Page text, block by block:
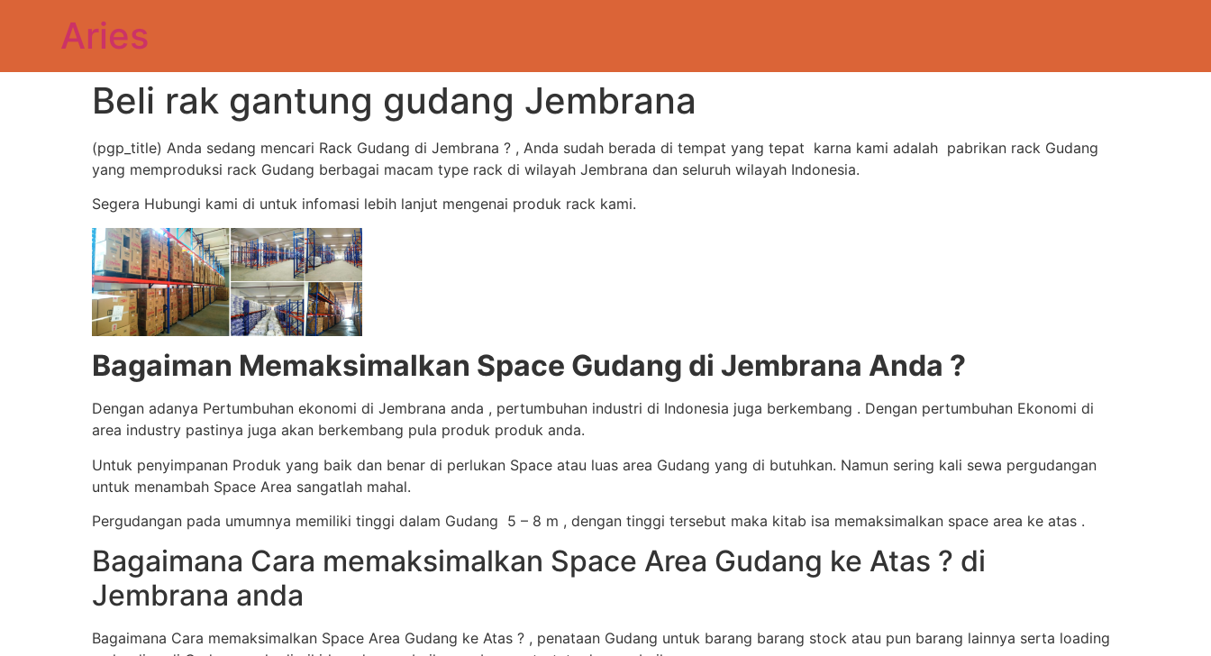
Aries
Beli rak gantung gudang Jembrana
(pgp_title) Anda sedang mencari Rack Gudang di Jembrana ? , Anda sudah berada di tempat yang tepat karna kami adalah pabrikan rack Gudang
yang memproduksi rack Gudang berbagai macam type rack di wilayah Jembrana dan seluruh wilayah Indonesia.
Segera Hubungi kami di untuk infomasi lebih lanjut mengenai produk rack kami.
Bagaiman Memaksimalkan Space Gudang di Jembrana Anda ?
Dengan adanya Pertumbuhan ekonomi di Jembrana anda , pertumbuhan industri di Indonesia juga berkembang . Dengan pertumbuhan Ekonomi di
area industry pastinya juga akan berkembang pula produk produk anda.
Untuk penyimpanan Produk yang baik dan benar di perlukan Space atau luas area Gudang yang di butuhkan. Namun sering kali sewa pergudangan
untuk menambah Space Area sangatlah mahal.
Pergudangan pada umumnya memiliki tinggi dalam Gudang 5 – 8 m , dengan tinggi tersebut maka kitab isa memaksimalkan space area ke atas .
Bagaimana Cara memaksimalkan Space Area Gudang ke Atas ? di
Jembrana anda
Bagaimana Cara memaksimalkan Space Area Gudang ke Atas ? , penataan Gudang untuk barang barang stock atau pun barang lainnya serta loading